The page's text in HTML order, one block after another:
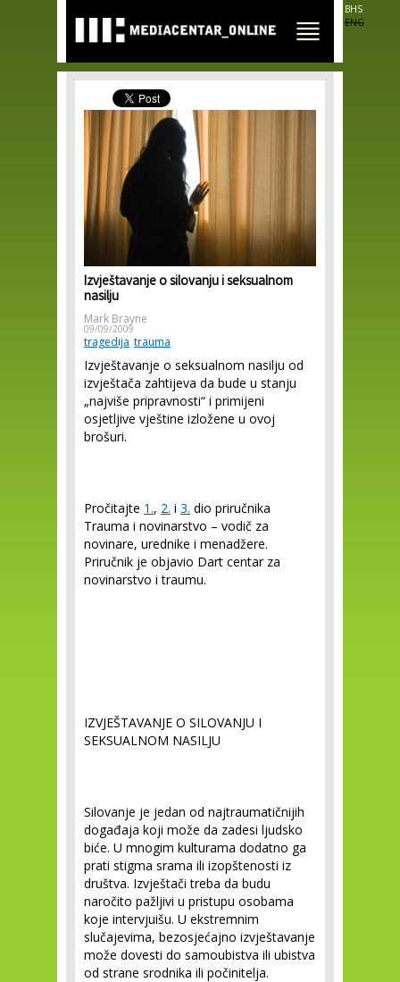
main
content
BHS
ENG
Izvještavanje o silovanju i seksualnom
nasilju
Mark Brayne
09/09/2009
tragedija trauma
Izvještavanje o seksualnom nasilju od
izvještača zahtijeva da bude u stanju
„najviše pripravnosti“ i primijeni
osjetljive vještine izložene u ovoj
brošuri.
Pročitajte 1., 2. i 3. dio priručnika
Trauma i novinarstvo – vodič za
novinare, urednike i menadžere.
Priručnik je objavio Dart centar za
novinarstvo i traumu.
IZVJEŠTAVANJE O SILOVANJU I
SEKSUALNOM NASILJU
Silovanje je jedan od najtraumatičnijih
događaja koji može da zadesi ljudsko
biće. U mnogim kulturama dodatno ga
prati stigma srama ili izopštenosti iz
društva. Izvještači treba da budu
naročito pažljivi u pristupu osobama
koje intervjuišu. U ekstremnim
slučajevima, bezosjećajno izvještavanje
može dovesti do samoubistva ili ubistva
od strane srodnika ili počinitelja.